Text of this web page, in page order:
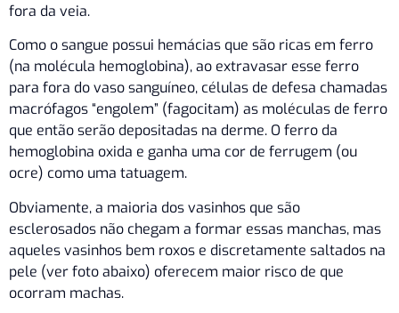
fora da veia.
Como o sangue possui hemácias que são ricas em ferro
(na molécula hemoglobina), ao extravasar esse ferro
para fora do vaso sanguíneo, células de defesa chamadas
macrófagos “engolem” (fagocitam) as moléculas de ferro
que então serão depositadas na derme. O ferro da
hemoglobina oxida e ganha uma cor de ferrugem (ou
ocre) como uma tatuagem.
Obviamente, a maioria dos vasinhos que são
esclerosados não chegam a formar essas manchas, mas
aqueles vasinhos bem roxos e discretamente saltados na
pele (ver foto abaixo) oferecem maior risco de que
ocorram machas.